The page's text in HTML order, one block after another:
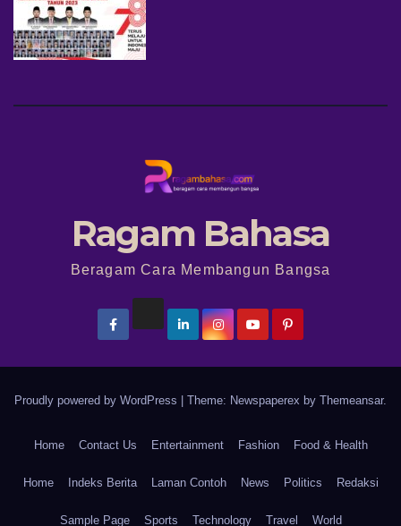
Ragam Bahasa
Beragam Cara Membangun Bangsa
Proudly powered by WordPress Theme: Newspaperex by Themeansar.
Home Contact Us Entertainment Fashion Food & Health
Home Indeks Berita Laman Contoh News Politics Redaksi
Sample Page Sports Technology Travel World